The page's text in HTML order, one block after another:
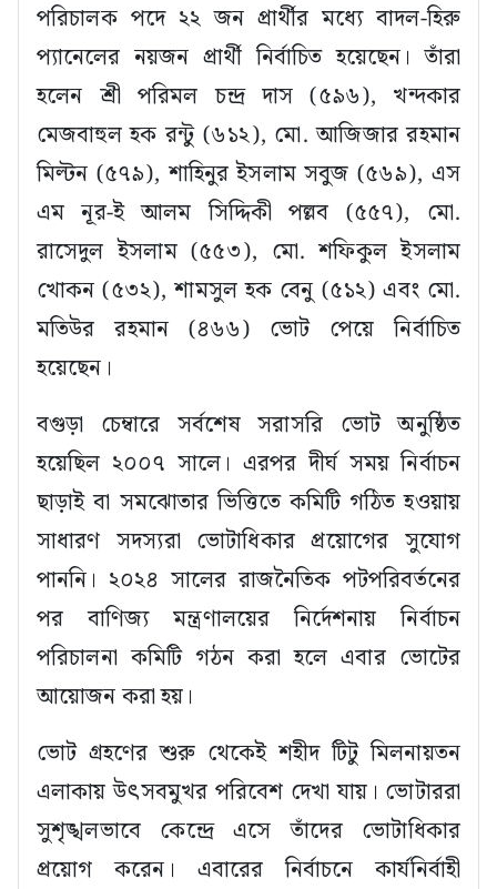
পরিচালক পদে ২২ জন প্রার্থীর মধ্যে বাদল-হিরু
প্যানেলের নয়জন প্রার্থী নির্বাচিত হয়েছেন। তাঁরা
হলেন শ্রী পরিমল চন্দ্র দাস (৫৯৬), খন্দকার
মেজবাহুল হক রন্টু (৬১২), মো. আজিজার রহমান
মিল্টন (৫৭৯), শাহিনুর ইসলাম সবুজ (৫৬৯), এস
এম নূর-ই আলম সিদ্দিকী পল্লব (৫৫৭), মো.
রাসেদুল ইসলাম (৫৫৩), মো. শফিকুল ইসলাম
খোকন (৫৩২), শামসুল হক বেনু (৫১২) এবং মো.
মতিউর রহমান (৪৬৬) ভোট পেয়ে নির্বাচিত
হয়েছেন।
বগুড়া চেম্বারে সর্বশেষ সরাসরি ভোট অনুষ্ঠিত
হয়েছিল ২০০৭ সালে। এরপর দীর্ঘ সময় নির্বাচন
ছাড়াই বা সমঝোতার ভিত্তিতে কমিটি গঠিত হওয়ায়
সাধারণ সদস্যরা ভোটাধিকার প্রয়োগের সুযোগ
পাননি। ২০২৪ সালের রাজনৈতিক পটপরিবর্তনের
পর বাণিজ্য মন্ত্রণালয়ের নির্দেশনায় নির্বাচন
পরিচালনা কমিটি গঠন করা হলে এবার ভোটের
আয়োজন করা হয়।
ভোট গ্রহণের শুরু থেকেই শহীদ টিটু মিলনায়তন
এলাকায় উৎসবমুখর পরিবেশ দেখা যায়। ভোটাররা
সুশৃঙ্খলভাবে কেন্দ্রে এসে তাঁদের ভোটাধিকার
প্রয়োগ করেন। এবারের নির্বাচনে কার্যনির্বাহী